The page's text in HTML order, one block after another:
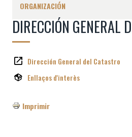
de
ayuda
a
la
navegación
ORGANIZACIÓN
DIRECCIÓN GENERAL
Dirección General del Catastro
Enllaços d'interès
Imprimir